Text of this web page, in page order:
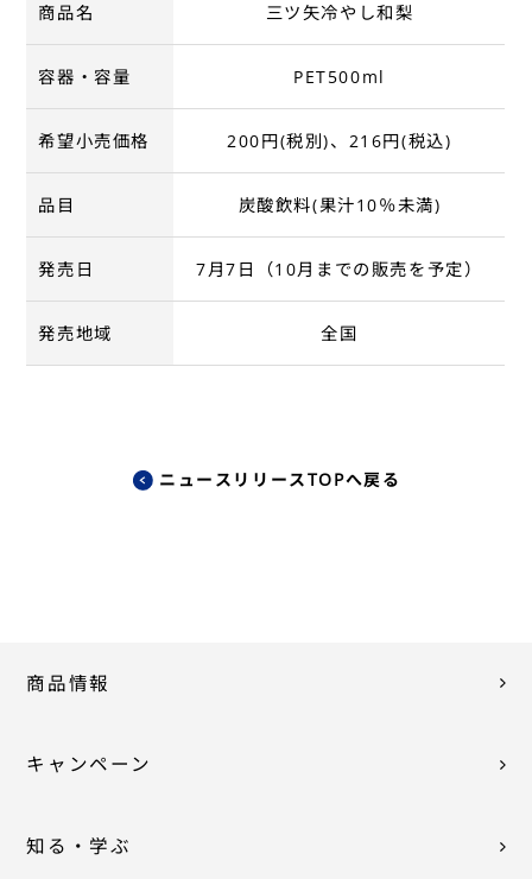
商品名 三ツ矢冷やし和梨
容器・容量 PET500ml
希望小売価格 200円(税別)、216円(税込)
品目 炭酸飲料(果汁10％未満)
発売日 7月7日（10月までの販売を予定）
発売地域 全国
ニュースリリースTOPへ戻る
商品情報
キャンペーン
知る・学ぶ